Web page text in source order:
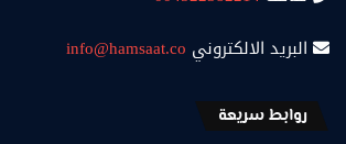
البريد الالكتروني info@hamsaat.co
روابط سريعة